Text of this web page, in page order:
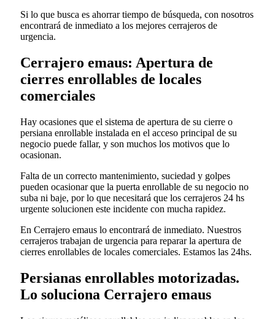
Si lo que busca es ahorrar tiempo de búsqueda, con nosotros
encontrará de inmediato a los mejores cerrajeros de
urgencia.
Cerrajero emaus: Apertura de
cierres enrollables de locales
comerciales
Hay ocasiones que el sistema de apertura de su cierre o
persiana enrollable instalada en el acceso principal de su
negocio puede fallar, y son muchos los motivos que lo
ocasionan.
Falta de un correcto mantenimiento, suciedad y golpes
pueden ocasionar que la puerta enrollable de su negocio no
suba ni baje, por lo que necesitará que los cerrajeros 24 hs
urgente solucionen este incidente con mucha rapidez.
En Cerrajero emaus lo encontrará de inmediato. Nuestros
cerrajeros trabajan de urgencia para reparar la apertura de
cierres enrollables de locales comerciales. Estamos las 24hs.
Persianas enrollables motorizadas.
Lo soluciona Cerrajero emaus